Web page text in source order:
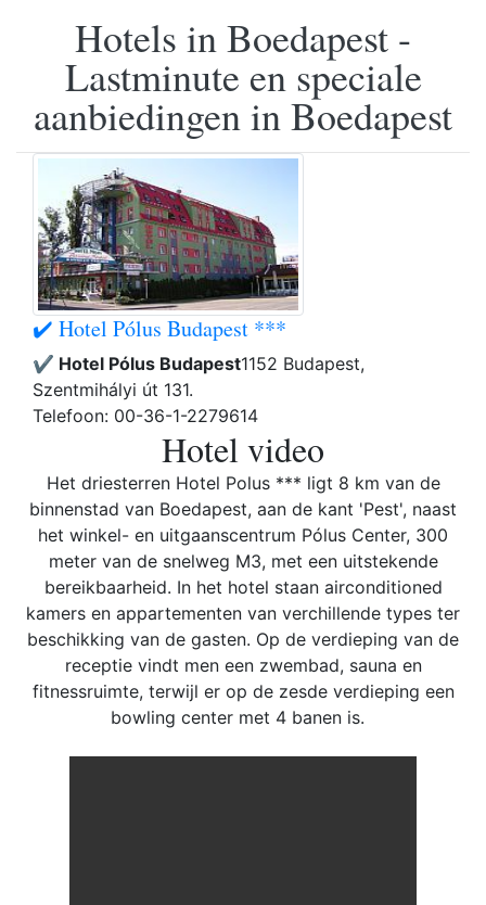
Hotels in Boedapest -
Lastminute en speciale
aanbiedingen in Boedapest
✔️ Hotel Pólus Budapest ***
✔️ Hotel Pólus Budapest1152 Budapest,
Szentmihályi út 131.
Telefoon: 00-36-1-2279614
Hotel video
Het driesterren Hotel Polus *** ligt 8 km van de
binnenstad van Boedapest, aan de kant 'Pest', naast
het winkel- en uitgaanscentrum Pólus Center, 300
meter van de snelweg M3, met een uitstekende
bereikbaarheid. In het hotel staan airconditioned
kamers en appartementen van verchillende types ter
beschikking van de gasten. Op de verdieping van de
receptie vindt men een zwembad, sauna en
fitnessruimte, terwijl er op de zesde verdieping een
bowling center met 4 banen is.